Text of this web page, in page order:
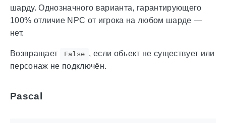
шарду. Однозначного варианта, гарантирующего
100% отличие NPC от игрока на любом шарде —
нет.
Возвращает False , если объект не существует или
персонаж не подключён.
Pascal